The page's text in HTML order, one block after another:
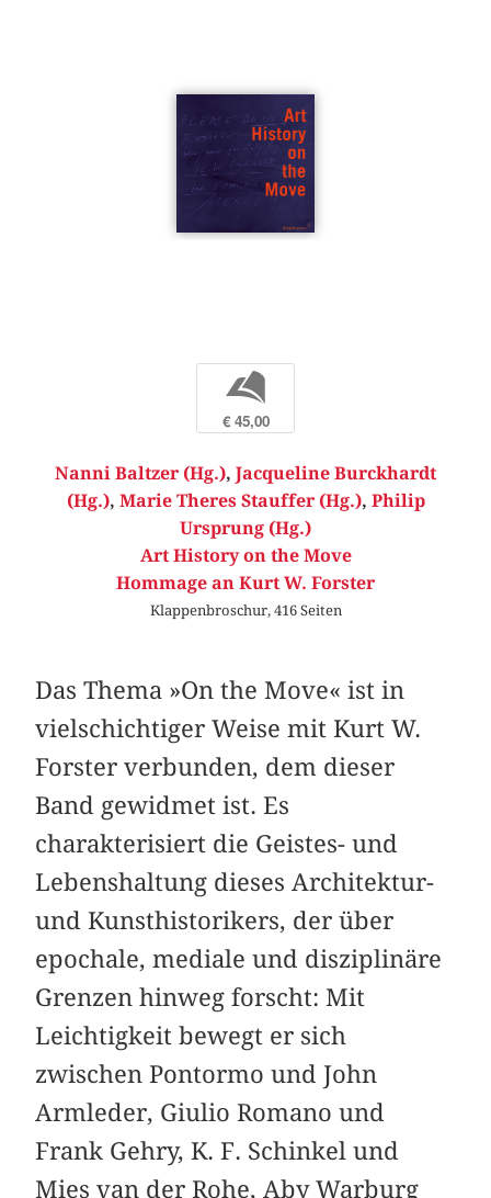
b
€ 45,00
Nanni Baltzer (Hg.), Jacqueline Burckhardt
(Hg.), Marie Theres Stauffer (Hg.), Philip
Ursprung (Hg.)
Art History on the Move
Hommage an Kurt W. Forster
Klappenbroschur, 416 Seiten
Das Thema »On the Move« ist in
vielschichtiger Weise mit Kurt W.
Forster verbunden, dem dieser
Band gewidmet ist. Es
charakterisiert die Geistes- und
Lebenshaltung dieses Architektur-
und Kunsthistorikers, der über
epochale, mediale und disziplinäre
Grenzen hinweg forscht: Mit
Leichtigkeit bewegt er sich
zwischen Pontormo und John
Armleder, Giulio Romano und
Frank Gehry, K. F. Schinkel und
Mies van der Rohe, Aby Warburg